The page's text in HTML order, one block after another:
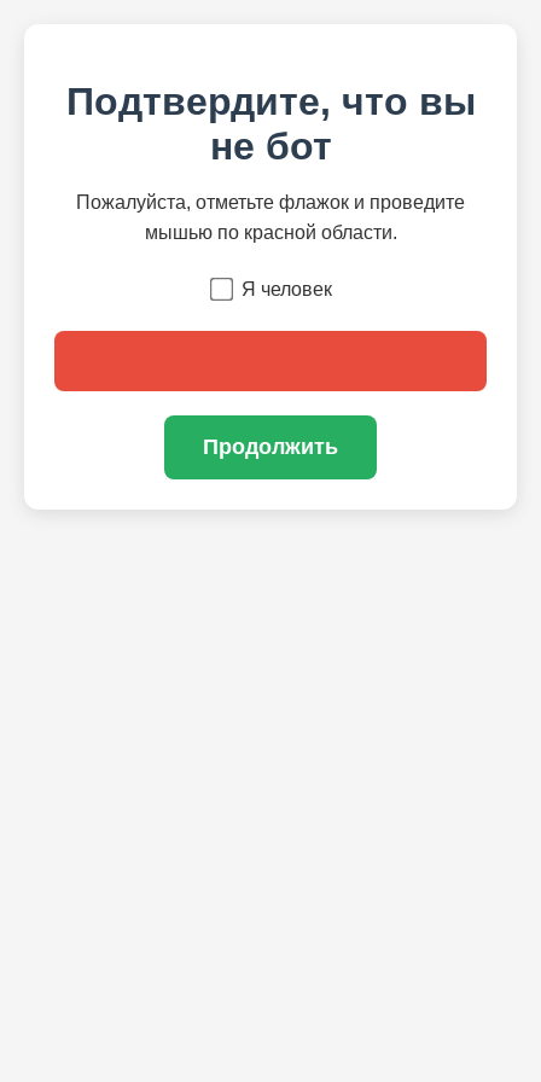
Подтвердите, что вы
не бот
Пожалуйста, отметьте флажок и проведите
мышью по красной области.
Я человек
Продолжить